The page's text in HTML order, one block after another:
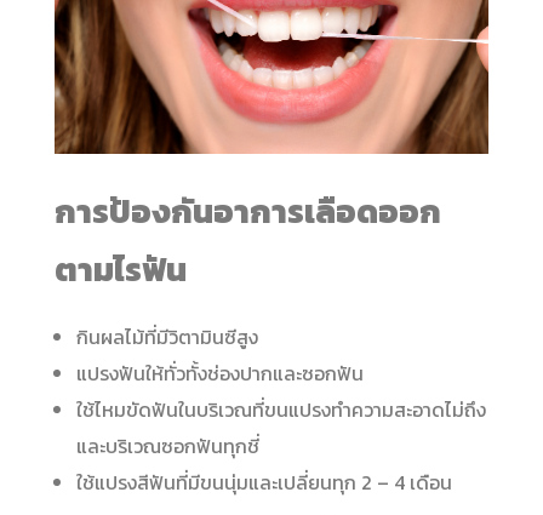
การป้องกันอาการเลือดออก
ตามไรฟัน
กินผลไม้ที่มีวิตามินซีสูง
แปรงฟันให้ทั่วทั้งช่องปากและซอกฟัน
ใช้ไหมขัดฟันในบริเวณที่ขนแปรงทำความสะอาดไม่ถึง
และบริเวณซอกฟันทุกชี่
ใช้แปรงสีฟันที่มีขนนุ่มและเปลี่ยนทุก 2 – 4 เดือน